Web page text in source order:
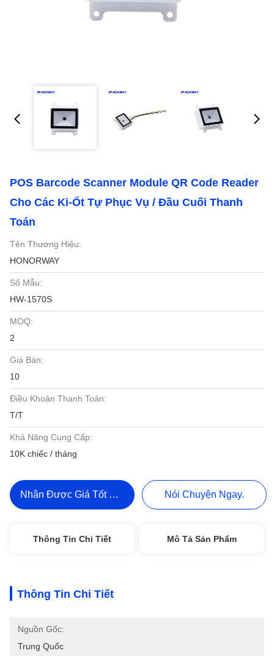
POS Barcode Scanner Module QR Code Reader
Cho Các Ki-Ốt Tự Phục Vụ / Đầu Cuối Thanh
Toán
Tên Thương Hiệu:
HONORWAY
Số Mẫu:
HW-1570S
MOQ:
2
Giá Bán:
10
Điều Khoản Thanh Toán:
T/T
Khả Năng Cung Cấp:
10K chiếc / tháng
Nhận Được Giá Tốt Nhất Nói Chuyện Ngay.
Thông Tin Chi Tiết Mô Tả Sản Phẩm
Thông Tin Chi Tiết
Nguồn Gốc:
Trung Quốc